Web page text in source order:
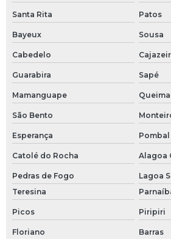
Santa Rita Patos
Bayeux Sousa
Cabedelo
Guarabira Sapé
Mamanguape
São Bento
Esperança Pombal
Catolé do Rocha Alagoa
Pedras de Fogo
Lagoa
Teresina
Picos Piripiri
Floriano Barras